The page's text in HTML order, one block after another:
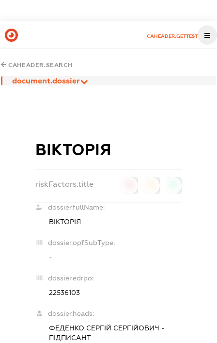
CAHEADER.GETTEST
CAHEADER.SEARCH
document.dossier
ВІКТОРІЯ
riskFactors.title
dossier.fullName:
ВІКТОРІЯ
dossier.opfSubType:
-
dossier.edrpo:
22536103
dossier.heads:
ФЕДЕНКО СЕРГІЙ СЕРГІЙОВИЧ -
ПІДПИСАНТ